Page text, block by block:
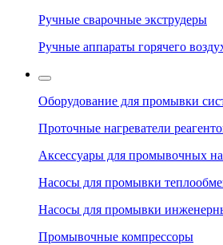
Ручные сварочные экструдеры
Ручные аппараты горячего
Оборудование для промывки
Проточные нагреватели
Аксессуары для промывочных
Насосы для промывки
Насосы для промывки
Промывочные компрессоры